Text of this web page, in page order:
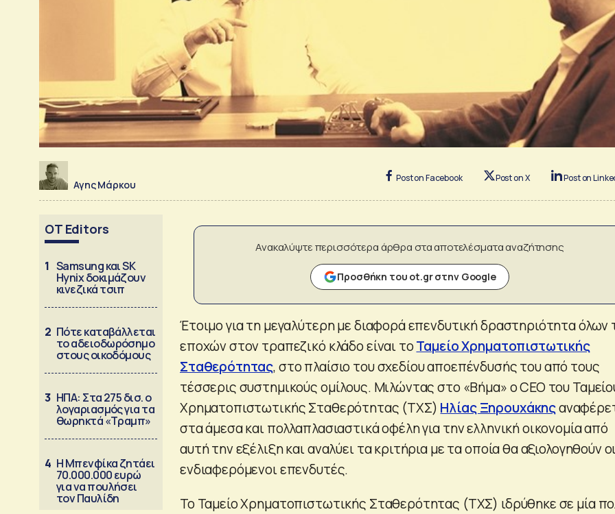
Αγης Μάρκου
Post on Facebook Post on X Post on
OT Editors
1 Samsung και SK
Hynix δοκιμάζουν
κινεζικά τσιπ
2 Πότε καταβάλλεται
το αδειοδωρόσημο
στους οικοδόμους
3 ΗΠΑ: Στα 275 δισ. ο
λογαριασμός για τα
θωρηκτά «Τραμπ»
4 Η Μπενφίκα ζητάει
70.000.000 ευρώ
για να πουλήσει
τον Παυλίδη
Ανακαλύψτε περισσότερα άρθρα στα αποτελέσματα αναζήτησης
Προσθήκη του ot.gr στην Google
Έτοιμο για τη μεγαλύτερη με διαφορά επενδυτική δραστηριότητα όλων
εποχών στον τραπεζικό κλάδο είναι τοΤαμείο Χρηματοπιστωτικής
Σταθερότητας, στο πλαίσιο του σχεδίου αποεπένδυσής του από τους
τέσσερις συστημικούς ομίλους. Μιλώντας στο «Βήμα» ο CEO του
Χρηματοπιστωτικής Σταθερότητας (ΤΧΣ) Ηλίας Ξηρουχάκης
στα άμεσα και πολλαπλασιαστικά οφέλη για την ελληνική οικονομία από
αυτή την εξέλιξη και αναλύει τα κριτήρια με τα οποία θα αξιολογηθούν
ενδιαφερόμενοι επενδυτές.
Το Ταμείο Χρηματοπιστωτικής Σταθερότητας (ΤΧΣ) ιδρύθηκε σε μία